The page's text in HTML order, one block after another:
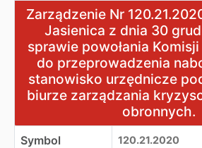
Zarządzenie Nr 120.21.2020
Zarządzenie Nr
Jasienica z dnia 30
sprawie powołania
do przeprowadzenia
stanowisko urzędnicze
biurze zarządzania
obronnych.
Symbol 120.21.2020